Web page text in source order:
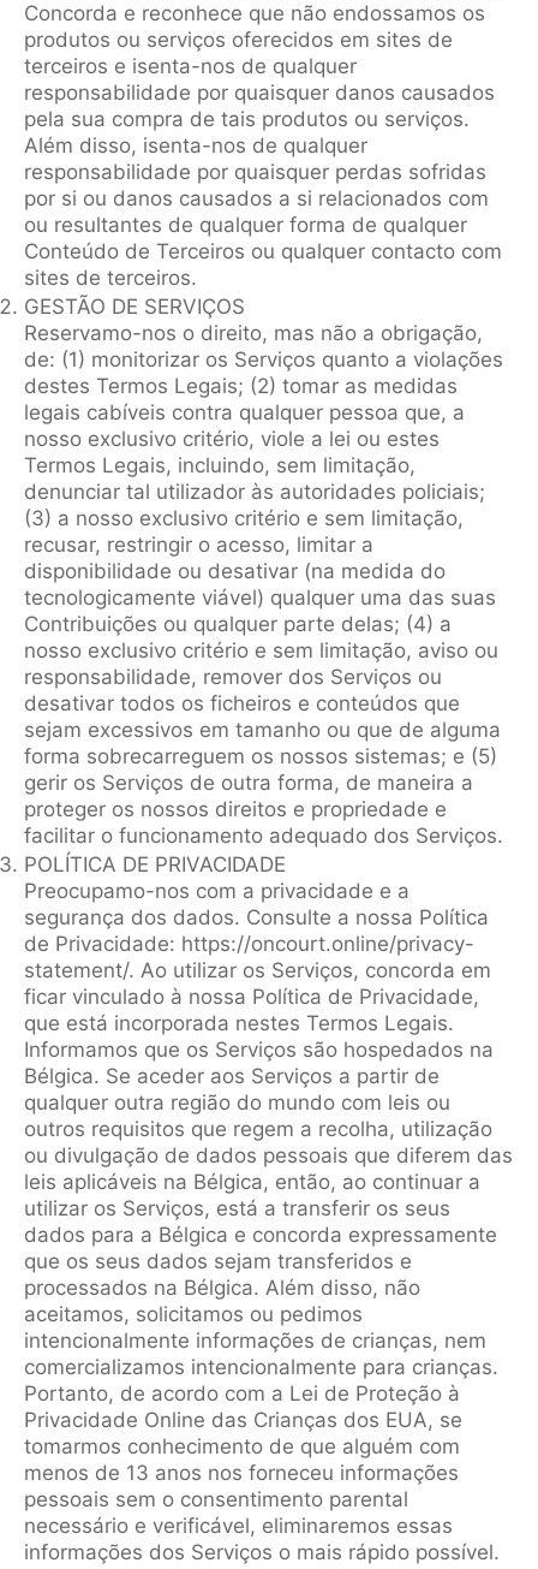
Concorda e reconhece que não endossamos os
produtos ou serviços oferecidos em sites de
terceiros e isenta-nos de qualquer
responsabilidade por quaisquer danos causados
pela sua compra de tais produtos ou serviços.
Além disso, isenta-nos de qualquer
responsabilidade por quaisquer perdas sofridas
por si ou danos causados a si relacionados com
ou resultantes de qualquer forma de qualquer
Conteúdo de Terceiros ou qualquer contacto com
sites de terceiros.
GESTÃO DE SERVIÇOS
Reservamo-nos o direito, mas não a obrigação,
de: (1) monitorizar os Serviços quanto a violações
destes Termos Legais; (2) tomar as medidas
legais cabíveis contra qualquer pessoa que, a
nosso exclusivo critério, viole a lei ou estes
Termos Legais, incluindo, sem limitação,
denunciar tal utilizador às autoridades policiais;
(3) a nosso exclusivo critério e sem limitação,
recusar, restringir o acesso, limitar a
disponibilidade ou desativar (na medida do
tecnologicamente viável) qualquer uma das suas
Contribuições ou qualquer parte delas; (4) a
nosso exclusivo critério e sem limitação, aviso ou
responsabilidade, remover dos Serviços ou
desativar todos os ficheiros e conteúdos que
sejam excessivos em tamanho ou que de alguma
forma sobrecarreguem os nossos sistemas; e (5)
gerir os Serviços de outra forma, de maneira a
proteger os nossos direitos e propriedade e
facilitar o funcionamento adequado dos Serviços.
POLÍTICA DE PRIVACIDADE
Preocupamo-nos com a privacidade e a
segurança dos dados. Consulte a nossa Política
de Privacidade: https://oncourt.online/privacy-
statement/. Ao utilizar os Serviços, concorda em
ficar vinculado à nossa Política de Privacidade,
que está incorporada nestes Termos Legais.
Informamos que os Serviços são hospedados na
Bélgica. Se aceder aos Serviços a partir de
qualquer outra região do mundo com leis ou
outros requisitos que regem a recolha, utilização
ou divulgação de dados pessoais que diferem das
leis aplicáveis na Bélgica, então, ao continuar a
utilizar os Serviços, está a transferir os seus
dados para a Bélgica e concorda expressamente
que os seus dados sejam transferidos e
processados na Bélgica. Além disso, não
aceitamos, solicitamos ou pedimos
intencionalmente informações de crianças, nem
comercializamos intencionalmente para crianças.
Portanto, de acordo com a Lei de Proteção à
Privacidade Online das Crianças dos EUA, se
tomarmos conhecimento de que alguém com
menos de 13 anos nos forneceu informações
pessoais sem o consentimento parental
necessário e verificável, eliminaremos essas
informações dos Serviços o mais rápido possível.